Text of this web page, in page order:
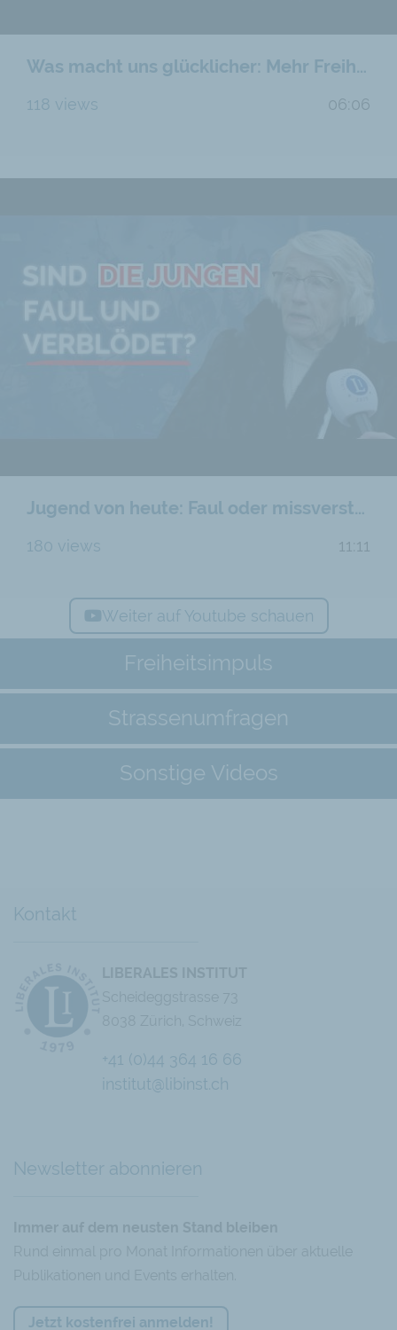
Chatbot
Freiheitsimpuls
Strassenumfragen
Sonstige Videos
Was macht uns glücklicher: Mehr Freiheit oder mehr Staat?
118 views 06:06
Jugend von heute: Faul oder missverstanden?
180 views 11:11
Weiter auf Youtube schauen
Kontakt
+41 (0)44 364 16 66
institut@libinst.ch
Newsletter abonnieren
Jetzt kostenfrei anmelden!